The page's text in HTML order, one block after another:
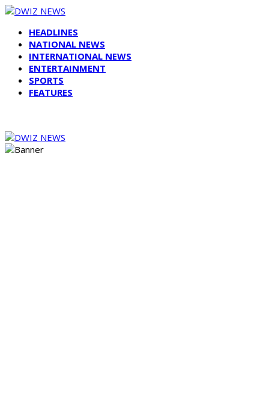
HEADLINES
NATIONAL NEWS
INTERNATIONAL NEWS
ENTERTAINMENT
SPORTS
FEATURES